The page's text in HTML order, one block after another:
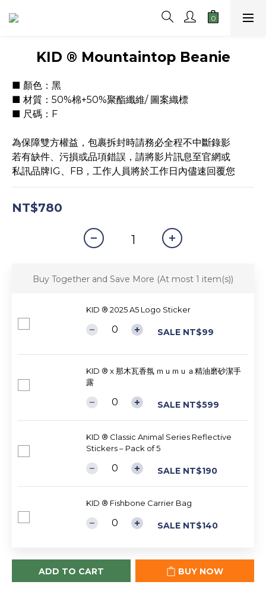
KID ® Mountaintop Beanie
■ 顏色：黑
■ 材質：50%棉+50%聚酯纖維/ 圖案織標
■ 尺碼：F
為保障雙方權益，包裹拆封時請務必全程不中斷錄影
若有缺件、污損或品項錯誤，請將影片訊息至官網或
私訊品牌IG、FB，工作人員將於工作日內儘速回覆您
NT$780
Buy Together and Save More (At most 1 item(s))
KID ® 2025 A5 Logo Sticker
SALE NT$99
KID ® x 那木瓦香氛 ｍｕｍｕａ精油磨砂潔手
露
SALE NT$599
KID ® Classic Animal Series Reflective
Stickers – Pack of 5
SALE NT$190
KID ® Fishbone Carrier Bag
SALE NT$140
ADD TO CART BUY NOW